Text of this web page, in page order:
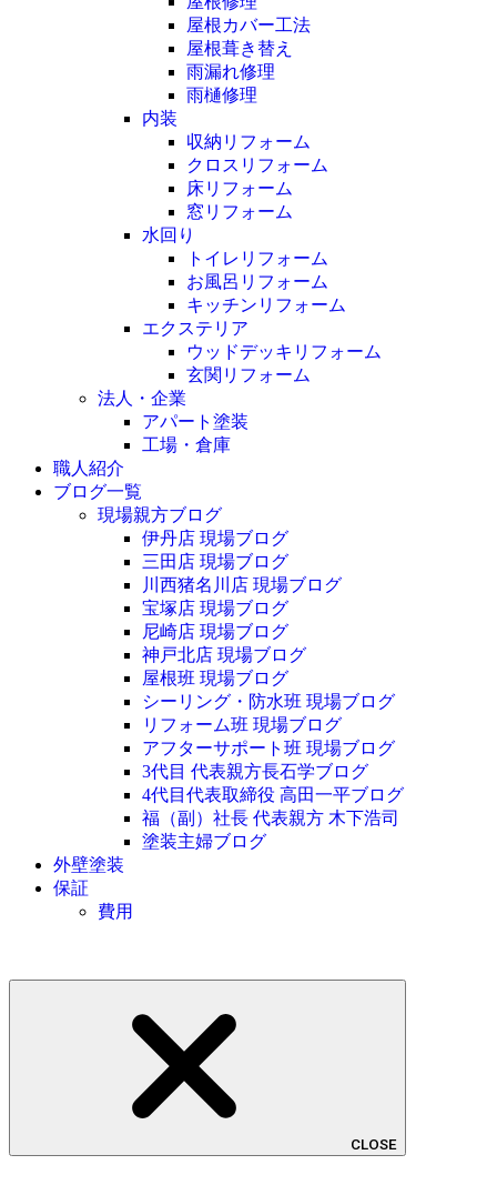
屋根カバー工法
屋根葺き替え
雨漏れ修理
雨樋修理
内装
収納リフォーム
クロスリフォーム
床リフォーム
窓リフォーム
水回り
トイレリフォーム
お風呂リフォーム
キッチンリフォーム
エクステリア
ウッドデッキリフォーム
玄関リフォーム
法人・企業
アパート塗装
工場・倉庫
職人紹介
ブログ一覧
現場親方ブログ
伊丹店 現場ブログ
三田店 現場ブログ
川西猪名川店 現場ブログ
宝塚店 現場ブログ
尼崎店 現場ブログ
神戸北店 現場ブログ
屋根班 現場ブログ
シーリング・防水班 現場ブログ
リフォーム班 現場ブログ
アフターサポート班 現場ブログ
3代目 代表親方長石学ブログ
4代目代表取締役 高田一平ブログ
福（副）社長 代表親方 木下浩司
塗装主婦ブログ
外壁塗装
保証
費用
CLOSE